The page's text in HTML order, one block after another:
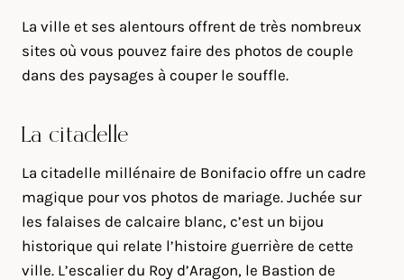
La ville et ses alentours offrent de très nombreux
sites où vous pouvez faire des photos de couple
dans des paysages à couper le souffle.
La citadelle
La citadelle millénaire de Bonifacio offre un cadre
magique pour vos photos de mariage. Juchée sur
les falaises de calcaire blanc, c’est un bijou
historique qui relate l’histoire guerrière de cette
ville. L’escalier du Roy d’Aragon, le Bastion de